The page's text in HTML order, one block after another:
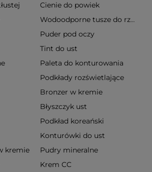
Cienie do powiek
Wodoodporne tusze do rzęs
Puder pod oczy
Tint do ust
Paleta do konturowania
Podkłady rozświetlające
Bronzer w kremie
Błyszczyk ust
Podkład koreański
Konturówki do ust
kremie
Pudry mineralne
Krem CC